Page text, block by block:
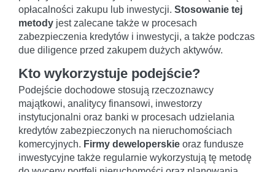
opłacalności zakupu lub inwestycji. Stosowanie tej
metody jest zalecane także w procesach
zabezpieczenia kredytów i inwestycji, a także podczas
due diligence przed zakupem dużych aktywów.
Kto wykorzystuje podejście?
Podejście dochodowe stosują rzeczoznawcy
majątkowi, analitycy finansowi, inwestorzy
instytucjonalni oraz banki w procesach udzielania
kredytów zabezpieczonych na nieruchomościach
komercyjnych. Firmy deweloperskie oraz fundusze
inwestycyjne także regularnie wykorzystują tę metodę